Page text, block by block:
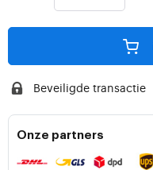
Beveiligde transactie
Onze partners